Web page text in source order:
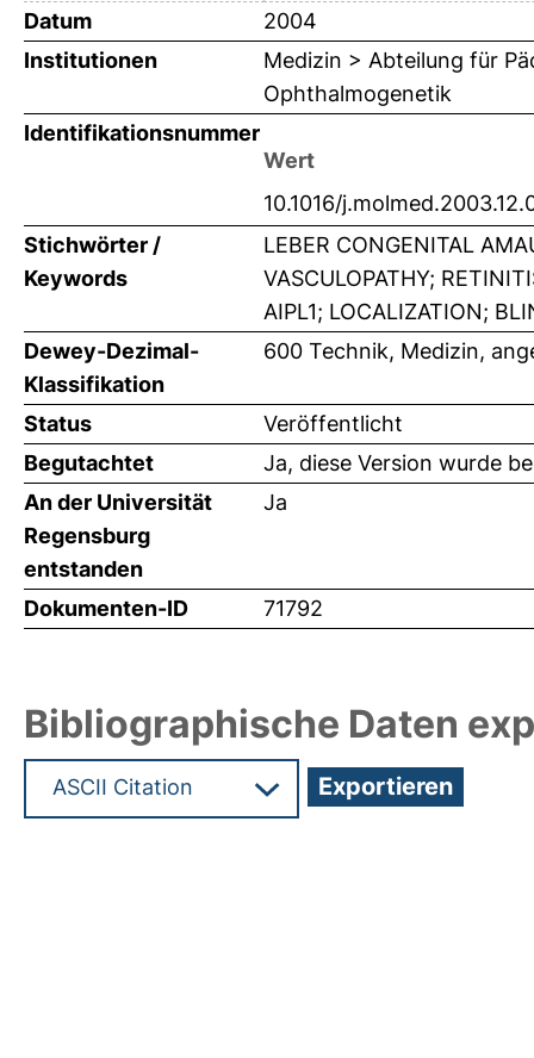
Datum
2004
Institutionen
Medizin > Abteilung für
Ophthalmogenetik
Identifikationsnummer
Wert
10.1016/
Stichwörter /
Keywords
LEBER CONGENITAL
VASCULOPATHY;
AIPL1; LOCALIZATION;
Dewey-Dezimal-
Klassifikation
600 Technik, Medizin,
Status
Veröffentlicht
Begutachtet
Ja, diese Version wurde
An der Universität
Regensburg
entstanden
Ja
Dokumenten-ID 71792
Bibliographische Daten